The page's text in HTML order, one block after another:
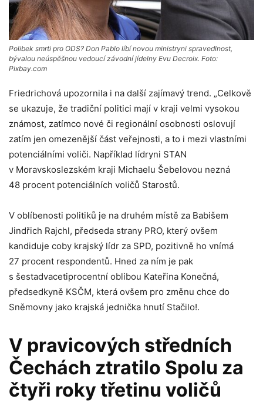
Polibek smrti pro ODS? Don Pablo líbí novou ministryni spravedlnost,
bývalou neúspěšnou vedoucí závodní jídelny Evu Decroix. Foto:
Pixbay.com
Friedrichová upozornila i na další zajímavý trend. „Celkově
se ukazuje, že tradiční politici mají v kraji velmi vysokou
známost, zatímco nové či regionální osobnosti oslovují
zatím jen omezenější část veřejnosti, a to i mezi vlastními
potenciálními voliči. Například lídryni STAN
v Moravskoslezském kraji Michaelu Šebelovou nezná
48 procent potenciálních voličů Starostů.
V oblíbenosti politiků je na druhém místě za Babišem
Jindřich Rajchl, předseda strany PRO, který ovšem
kandiduje coby krajský lídr za SPD, pozitivně ho vnímá
27 procent respondentů. Hned za ním je pak
s šestadvacetiprocentní oblibou Kateřina Konečná,
předsedkyně KSČM, která ovšem pro změnu chce do
Sněmovny jako krajská jednička hnutí Stačilo!.
V pravicových středních
Čechách ztratilo Spolu za
čtyři roky třetinu voličů